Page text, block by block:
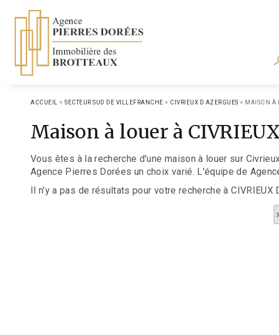
ACCUEIL > SECTEUR SUD DE VILLEFRANCHE > CIVRIEUX D AZERGUES > MAISON À
Maison à louer à
Vous êtes à la recherche d'une maison à louer sur
Agence Pierres Dorées un choix varié. L'équipe de
Il n'y a pas de résultats pour votre recherche à